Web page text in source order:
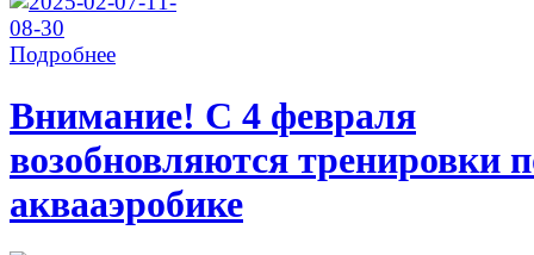
Подробнее
Внимание! С 4 февраля
возобновляются тренировки
аквааэробике